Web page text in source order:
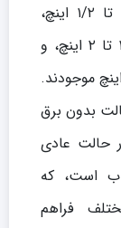
شیرهای برنجی سوزنی در سایزهای ۱/۸ تا ۱/۲ اینچ،
شیرهای پیستونی برنجی در سایزهای ۱/۲ تا ۲ اینچ، و
شیرهای دیافراگمی در سایزهای ۳/۸ تا ۳ اینچ موجودند.
بدون برق
حالت عادی
است، که
فراهم